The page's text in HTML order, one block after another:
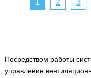
ETF/ RTF
ALT контактный
ETF погружной
1 2 3
Посредством работы
управление